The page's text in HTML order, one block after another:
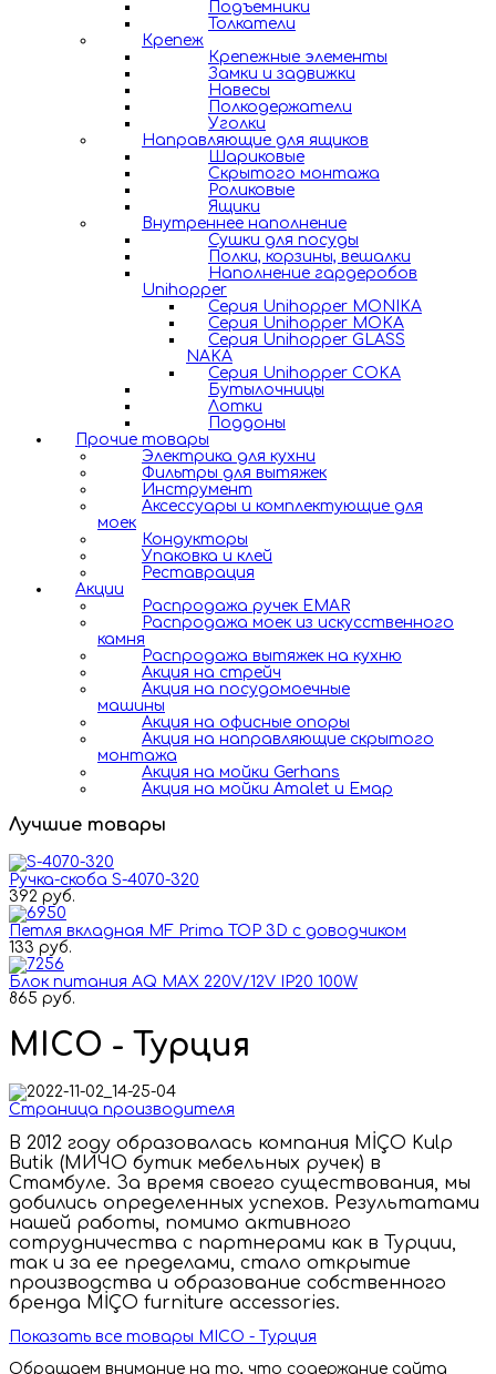
Подъемники
Толкатели
Крепеж
Крепежные элементы
Замки и задвижки
Навесы
Полкодержатели
Уголки
Направляющие для ящиков
Шариковые
Скрытого монтажа
Роликовые
Ящики
Внутреннее наполнение
Сушки для посуды
Полки, корзины, вешалки
Наполнение гардеробов
Unihopper
Серия Unihopper MONIKA
Серия Unihopper MOKA
Серия Unihopper GLASS
NAKA
Серия Unihopper COKA
Бутылочницы
Лотки
Поддоны
Прочие товары
Электрика для кухни
Фильтры для вытяжек
Инструмент
Аксессуары и комплектующие для
моек
Кондукторы
Упаковка и клей
Реставрация
Акции
Распродажа ручек EMAR
Распродажа моек из искусственного
камня
Распродажа вытяжек на кухню
Акция на стрейч
Акция на посудомоечные
машины
Акция на офисные опоры
Акция на направляющие скрытого
монтажа
Акция на мойки Gerhans
Акция на мойки Amalet и Емар
Лучшие товары
Ручка-скоба S-4070-320
392 руб.
Петля вкладная MF Prima TOP 3D с доводчиком
133 руб.
Блок питания AQ MAX 220V/12V IP20 100W
865 руб.
MICO - Турция
Страница производителя
В 2012 году образовалась компания MİÇO Kulp
Butik (МИЧО бутик мебельных ручек) в
Стамбуле. За время своего существования, мы
добились определенных успехов. Результатами
нашей работы, помимо активного
сотрудничества с партнерами как в Турции,
так и за ее пределами, стало открытие
производства и образование собственного
бренда MİÇO furniture accessories.
Показать все товары MICO - Турция
Обращаем внимание на то, что содержание сайта